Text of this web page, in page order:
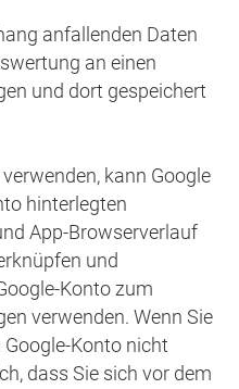
anfallenden Daten
an einen
und dort gespeichert
kann Google
hinterlegten
App-Browserverlauf
und
Konto zum
verwenden. Wenn Sie
Konto nicht
dass Sie sich vor dem